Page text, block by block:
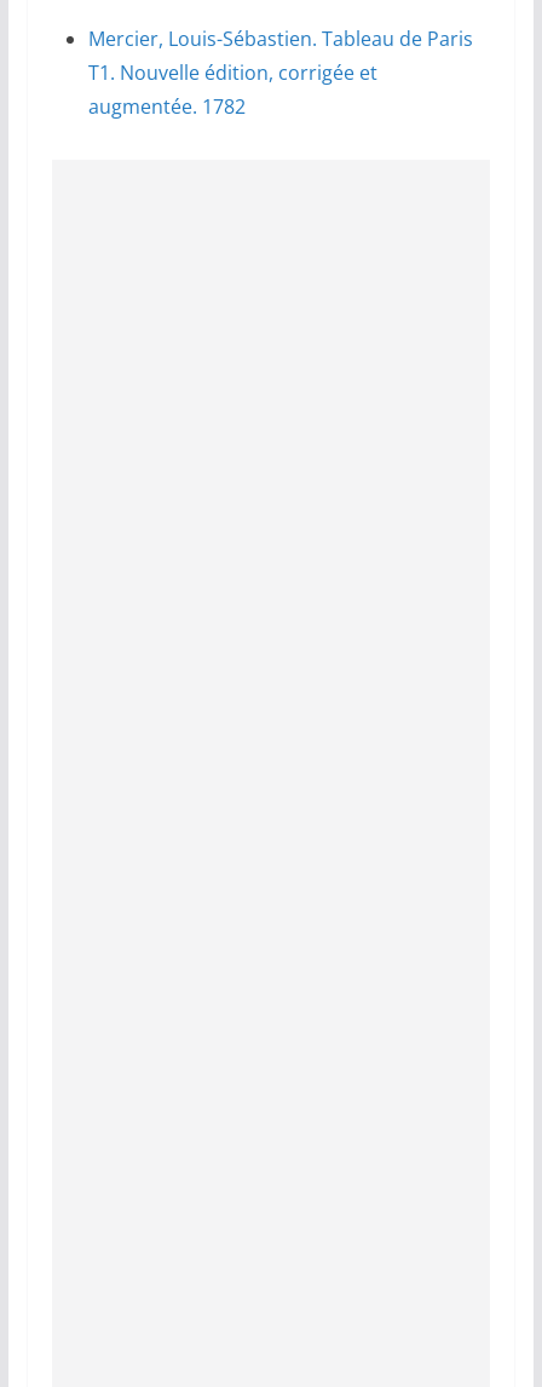
Mercier, Louis-Sébastien. Tableau de Paris
T1. Nouvelle édition, corrigée et
augmentée. 1782